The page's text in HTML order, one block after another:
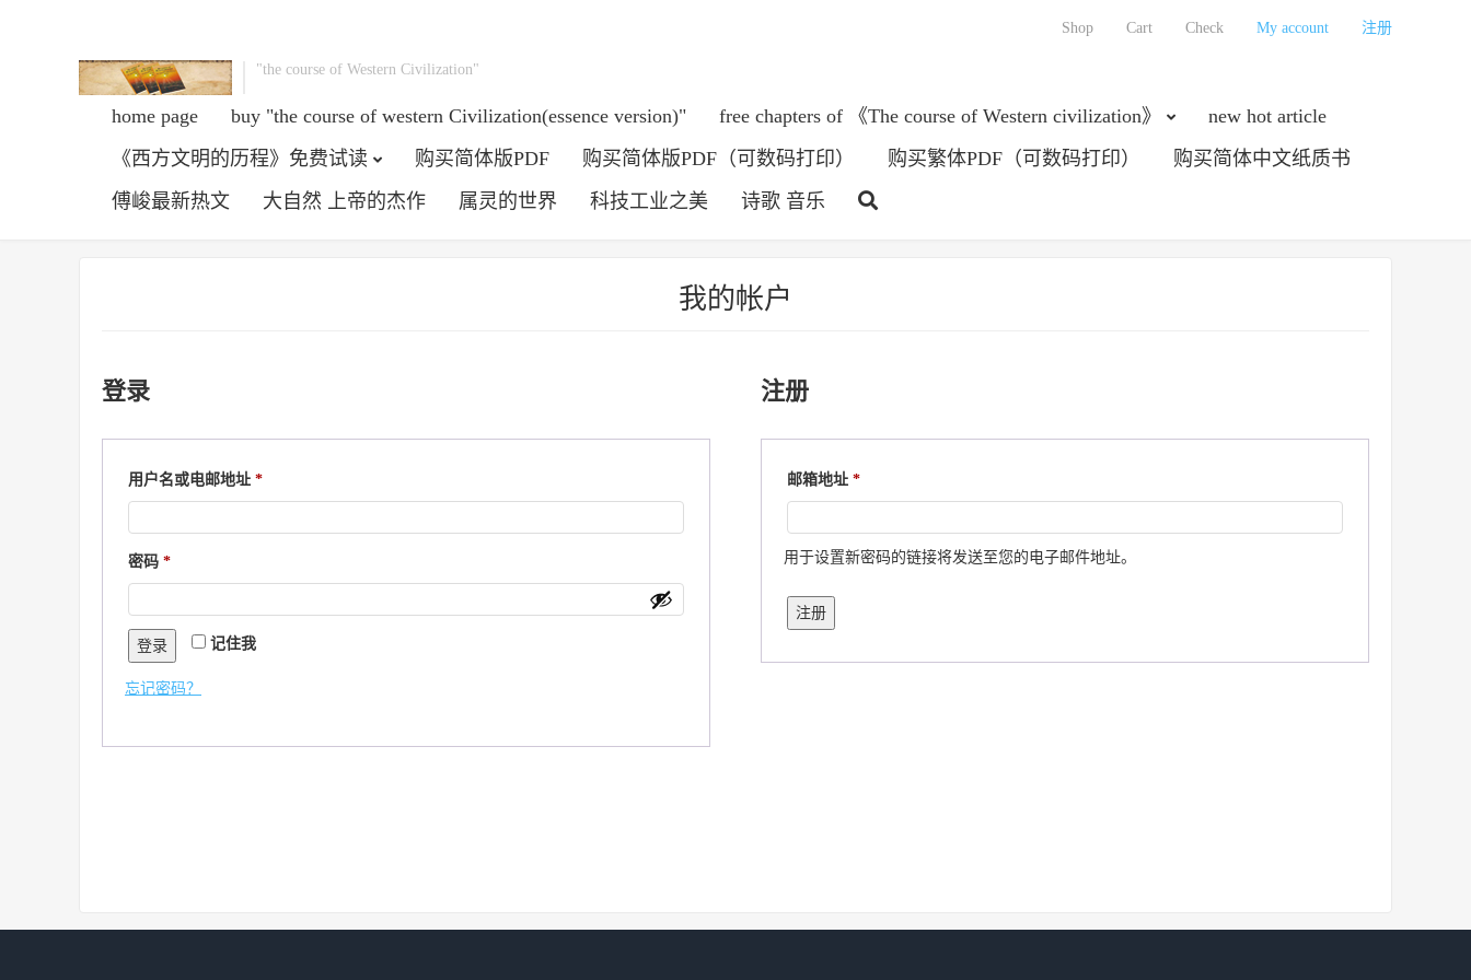
"the course of Western Civilization"
home page buy "the course of western Civilization(essence version)" free chapters of 《The course of Western civilization》
new hot article
《西方文明的历程》免费试读
购买简体版PDF 购买简体版PDF（可数码打印） 购买繁体PDF（可数码打印）
购买简体中文纸质书
傅峻最新热文
大自然 上帝的杰作 属灵的世界 科技工业之美 诗歌 音乐
Shop Cart Check My account 注册
我的帐户
登录
用户名或电邮地址 *必
密码 *必
记住我
登录
忘记密码？
注册
邮箱地址*必
用于设置新密码的链接将发送至您的电子邮件地址。
注册